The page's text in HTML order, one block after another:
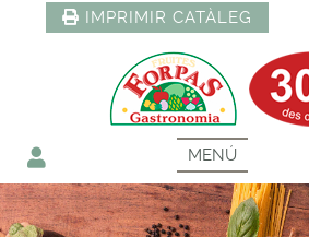
IMPRIMIR CATÀLEG
MENÚ